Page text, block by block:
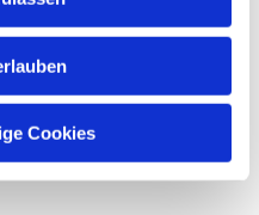
Cookies